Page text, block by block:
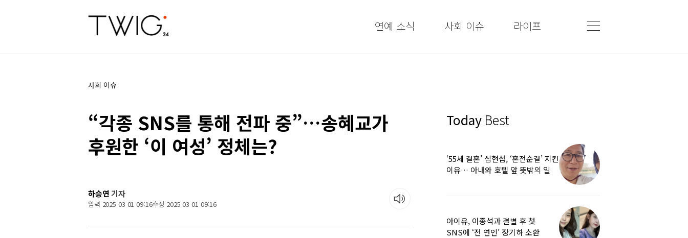
연예 소식 사회 이슈 라이프
사회 이슈
“각종 SNS를 통해 전파 중”…송혜교가
후원한 ‘이 여성’ 정체는?
하승연기자
입력 2025 03 01 09:16수정 2025 03 01 09:16
Today Best
‘55세 결혼’ 심현섭, ‘혼전순결’ 지킨
이유… 아내와 호텔 앞 뜻밖의 일
아이유, 이종석과 결별 후 첫
SNS에 ‘전 연인’ 장기하 소환